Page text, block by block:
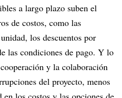
a largo plazo suben el
de costos, como las
los descuentos por
las condiciones de pago. Y lo
y la colaboración
del proyecto, menos